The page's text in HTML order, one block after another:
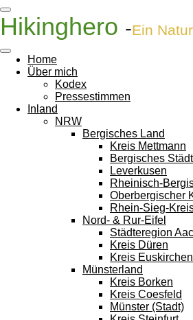
Zum
Hauptinhalt
springen
Hikinghero -Ein
Home
Über mich
Kodex
Pressestimmen
Inland
NRW
Bergisches Land
Kreis Mettmann
Bergisches
Leverkusen
Rheinisch-
Oberbergischer
Rhein-Sieg-
Nord- & Rur-Eifel
Städteregion
Kreis Düren
Kreis Euskirchen
Münsterland
Kreis Borken
Kreis Coesfeld
Münster (Stadt)